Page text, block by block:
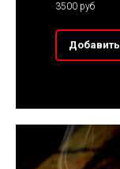
3500 руб